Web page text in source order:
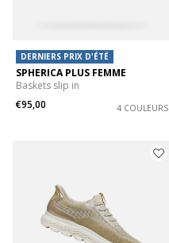
DERNIERS PRIX D'ÉTÉ
SPHERICA PLUS FEMME
Baskets slip in
€95,00
4 COULEURS